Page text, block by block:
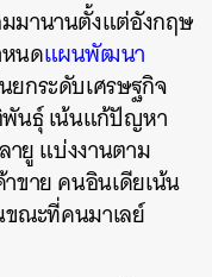
มานานตั้งแต่อังกฤษ
หนดแผนพัฒนา
กระดับเศรษฐกิจ
นธุ์ เน้นแก้ปัญหา
ายู แบ่งงานตาม
ขาย คนอินเดียเน้น
ขณะที่คนมาเลย์